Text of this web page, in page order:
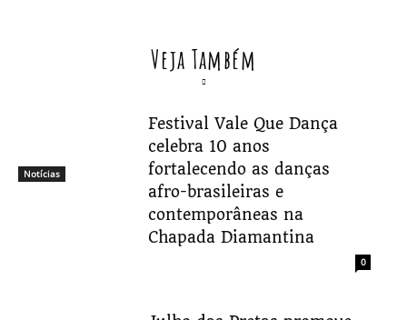
Veja Também
Notícias
Festival Vale Que Dança
celebra 10 anos
fortalecendo as danças
afro-brasileiras e
contemporâneas na
Chapada Diamantina
0